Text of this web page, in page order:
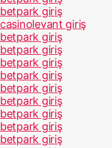
betpark giriş
casinolevant giriş
betpark giriş
betpark giriş
betpark giriş
betpark giriş
betpark giriş
betpark giriş
betpark giriş
betpark giriş
betpark giriş